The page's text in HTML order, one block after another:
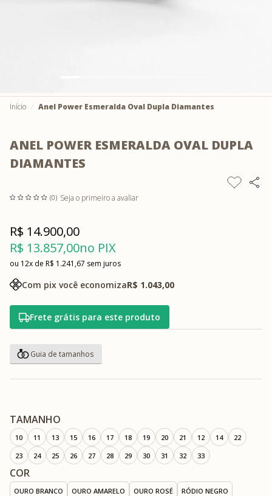
Início Anel Power Esmeralda Oval Dupla Diamantes
ANEL POWER ESMERALDA OVAL DUPLA
DIAMANTES
(0) Seja o primeiro a avaliar
R$ 13.857,00no PIX
R$ 14.900,00
12x R$ 1.241,67 sem juros
Com pix você economizaR$ 1.043,00
Frete grátis para este produto
TAMANHO
10 11 13 15 16 17 18 19 20 21 12 14
22
23
24 25 26 27 28 29 30 31 32 33
COR
OURO BRANCO OURO AMARELO OURO ROSÉ RÓDIO NEGRO